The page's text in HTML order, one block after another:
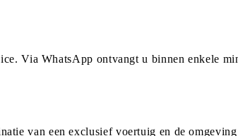
Via WhatsApp ontvangt u binnen enkele
van een exclusief voertuig en de